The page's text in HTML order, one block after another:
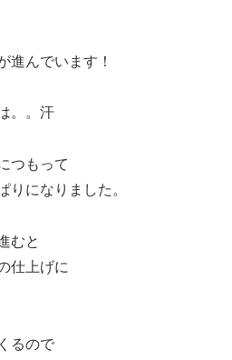
進んでいます！
。。汗
つもって
りになりました。
むと
仕上げに
るので